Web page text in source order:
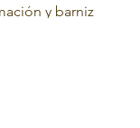
y barniz